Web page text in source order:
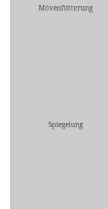
Mövenfütterung
Spiegelung